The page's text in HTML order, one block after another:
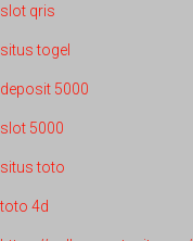
slot qris
situs togel
deposit 5000
slot 5000
situs toto
toto 4d